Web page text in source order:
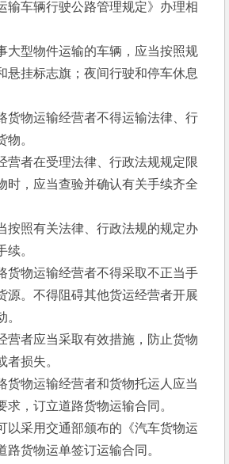
输车辆行驶公路管理规定》办理相
型物件运输的车辆，应当按照规
悬挂标志旗；夜间行驶和停车休息
物运输经营者不得运输法律、行
物。
者在受理法律、行政法规规定限
时，应当查验并确认有关手续齐全
照有关法律、行政法规的规定办
续。
物运输经营者不得采取不正当手
源。不得阻碍其他货运经营者开展
。
者应当采取有效措施，防止货物
者损失。
物运输经营者和货物托运人应当
求，订立道路货物运输合同。
采用交通部颁布的《汽车货物运
路货物运单签订运输合同。